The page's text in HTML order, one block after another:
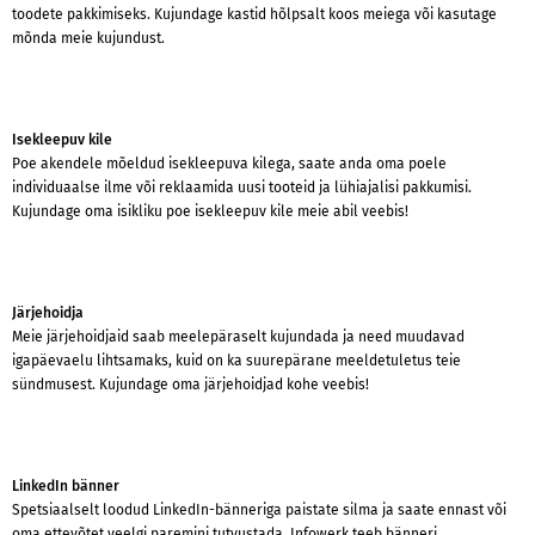
toodete pakkimiseks. Kujundage kastid hõlpsalt koos meiega või kasutage
mõnda meie kujundust.
Isekleepuv kile
Poe akendele mõeldud isekleepuva kilega, saate anda oma poele
individuaalse ilme või reklaamida uusi tooteid ja lühiajalisi pakkumisi.
Kujundage oma isikliku poe isekleepuv kile meie abil veebis!
Järjehoidja
Meie järjehoidjaid saab meelepäraselt kujundada ja need muudavad
igapäevaelu lihtsamaks, kuid on ka suurepärane meeldetuletus teie
sündmusest. Kujundage oma järjehoidjad kohe veebis!
LinkedIn bänner
Spetsiaalselt loodud LinkedIn-bänneriga paistate silma ja saate ennast või